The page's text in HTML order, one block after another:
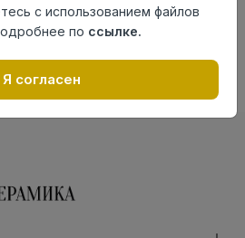
товара может отличаться от
настоящем сайте. Проверяйте
с использованием файлов
по ссылке.
Я согласен